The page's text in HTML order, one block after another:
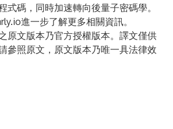
式碼，同時加速轉向後量子密碼學。
進一步了解更多相關資訊。
原文版本乃官方授權版本。譯文僅供
參照原文，原文版本乃唯一具法律效